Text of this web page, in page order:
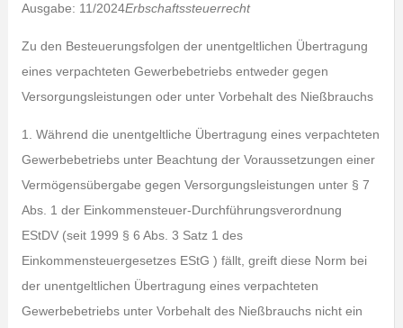
Ausgabe: 11/2024Erbschaftssteuerrecht
Zu den Besteuerungsfolgen der unentgeltlichen Übertragung
eines verpachteten Gewerbebetriebs entweder gegen
Versorgungsleistungen oder unter Vorbehalt des Nießbrauchs
1. Während die unentgeltliche Übertragung eines verpachteten
Gewerbebetriebs unter Beachtung der Voraussetzungen einer
Vermögensübergabe gegen Versorgungsleistungen unter § 7
Abs. 1 der Einkommensteuer-Durchführungsverordnung
EStDV (seit 1999 § 6 Abs. 3 Satz 1 des
Einkommensteuergesetzes EStG ) fällt, greift diese Norm bei
der unentgeltlichen Übertragung eines verpachteten
Gewerbebetriebs unter Vorbehalt des Nießbrauchs nicht ein